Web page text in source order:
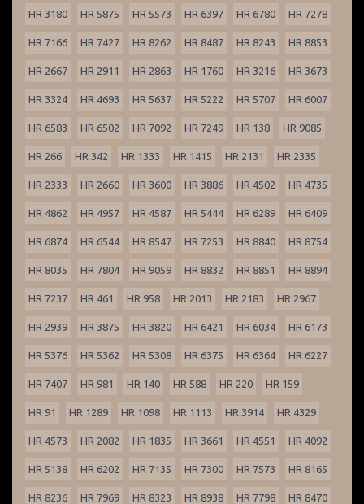
HR 3180 HR 5875 HR 5573 HR 6397 HR 6780 HR 7278
HR 7166 HR 7427 HR 8262 HR 8487 HR 8243 HR 8853
HR 2667 HR 2911 HR 2863 HR 1760 HR 3216 HR 3673
HR 3324 HR 4693 HR 5637 HR 5222 HR 5707 HR 6007
HR 6583 HR 6502 HR 7092 HR 7249 HR 138 HR 9085
HR 266 HR 342 HR 1333 HR 1415 HR 2131 HR 2335
HR 2333 HR 2660 HR 3600 HR 3886 HR 4502 HR 4735
HR 4862 HR 4957 HR 4587 HR 5444 HR 6289 HR 6409
HR 6874 HR 6544 HR 8547 HR 7253 HR 8840 HR 8754
HR 8035 HR 7804 HR 9059 HR 8832 HR 8851 HR 8894
HR 7237 HR 461 HR 958 HR 2013 HR 2183 HR 2967
HR 2939 HR 3875 HR 3820 HR 6421 HR 6034 HR 6173
HR 5376 HR 5362 HR 5308 HR 6375 HR 6364 HR 6227
HR 7407 HR 981 HR 140 HR 588 HR 220 HR 159
HR 91 HR 1289 HR 1098 HR 1113 HR 3914 HR 4329
HR 4573 HR 2082 HR 1835 HR 3661 HR 4551 HR 4092
HR 5138 HR 6202 HR 7135 HR 7300 HR 7573 HR 8165
HR 8236 HR 7969 HR 8323 HR 8938 HR 7798 HR 8470